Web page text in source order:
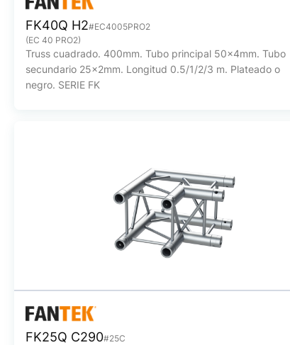
FK40Q H2#EC4005PRO2
(EC 40 PRO2)
Truss cuadrado. 400mm. Tubo principal 50x4mm. Tubo
secundario 25x2mm. Longitud 0.5/1/2/3 m. Plateado o
negro. SERIE FK
FK25Q C290#25C